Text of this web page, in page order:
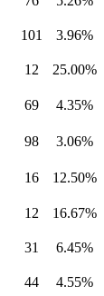
101 3.96%
12 25.00%
69 4.35%
98 3.06%
16 12.50%
12 16.67%
31 6.45%
44 4.55%